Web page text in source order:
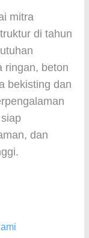
mitra
di tahun
ringan, beton
bekisting dan
dan